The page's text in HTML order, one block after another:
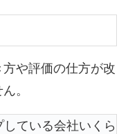
や評価の仕方が改
。
ている会社いくら